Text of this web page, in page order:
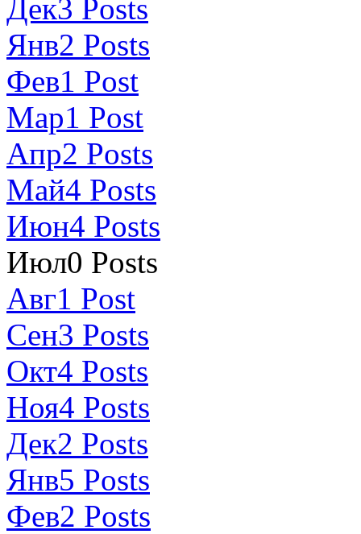
Дек3 Posts
Янв2 Posts
Фев1 Post
Мар1 Post
Апр2 Posts
Май4 Posts
Июн4 Posts
Июл0 Posts
Авг1 Post
Сен3 Posts
Окт4 Posts
Ноя4 Posts
Дек2 Posts
Янв5 Posts
Фев2 Posts